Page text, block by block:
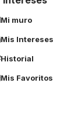
Mi muro
Mis Intereses
Historial
Mis Favoritos